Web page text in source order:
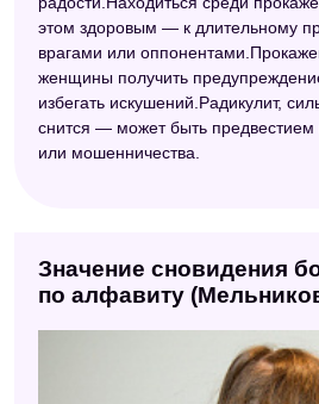
этом здоровым — к длительному
врагами или
женщины получить
избегать искушений.Радикулит,
снится — может быть
или мошенничества.
Значение сновидения
по алфавиту